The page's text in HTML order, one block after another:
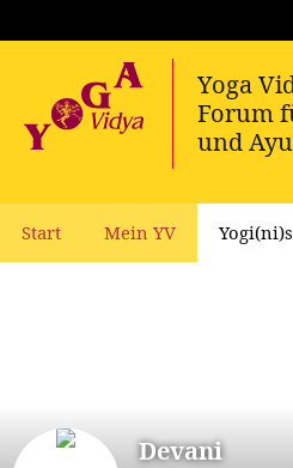
Start Mein YV Yogi(ni)s
Devani